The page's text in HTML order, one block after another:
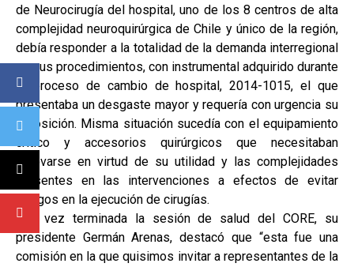
de Neurocirugía del hospital, uno de los 8 centros de alta
complejidad neuroquirúrgica de Chile y único de la región,
debía responder a la totalidad de la demanda interregional
en sus procedimientos, con instrumental adquirido durante
el proceso de cambio de hospital, 2014-1015, el que
presentaba un desgaste mayor y requería con urgencia su
reposición. Misma situación sucedía con el equipamiento
crítico y accesorios quirúrgicos que necesitaban
renovarse en virtud de su utilidad y las complejidades
presentes en las intervenciones a efectos de evitar
riesgos en la ejecución de cirugías.
Una vez terminada la sesión de salud del CORE, su
presidente Germán Arenas, destacó que “esta fue una
comisión en la que quisimos invitar a representantes de la